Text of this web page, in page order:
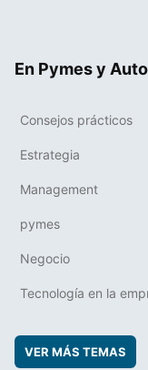
En Pymes y
Consejos prácticos
Estrategia
Management
pymes
Negocio
Tecnología en la
VER MÁS TEMAS